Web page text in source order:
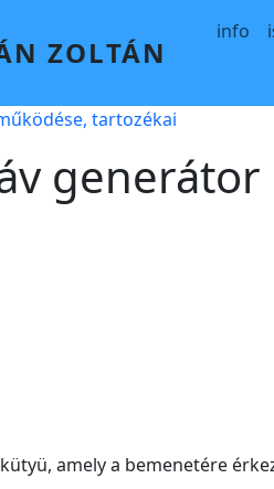
ZOLTÁN
Main
info
tartozékai
generátor
amely a bemenetére